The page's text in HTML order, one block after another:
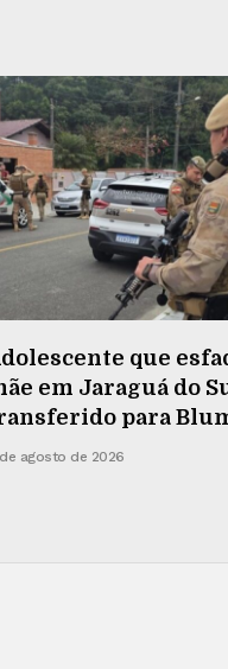
que
em Jaraguá do
para
agosto de 2026